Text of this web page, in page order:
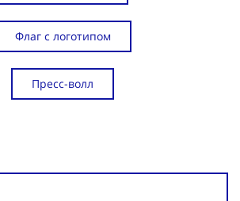
Флаг с логотипом
Пресс-волл